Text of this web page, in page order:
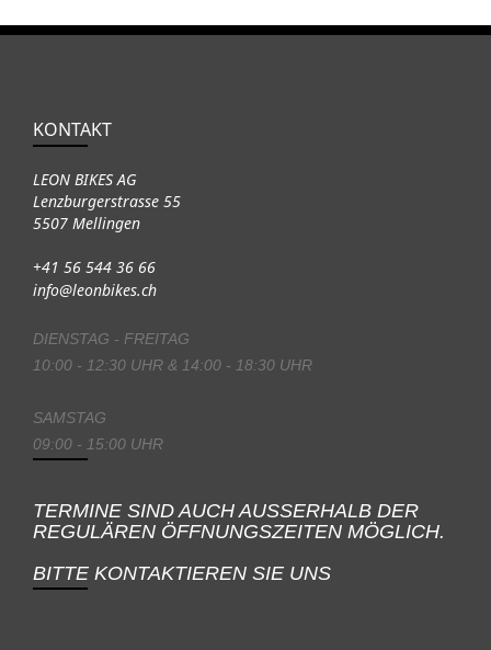
KONTAKT
LEON BIKES AG
Lenzburgerstrasse 55
5507 Mellingen
+41 56 544 36 66
info@leonbikes.ch
DIENSTAG - FREITAG
10:00 - 12:30 UHR & 14:00 - 18:30 UHR
SAMSTAG
09:00 - 15:00 UHR
TERMINE SIND AUCH AUSSERHALB DER
REGULÄREN ÖFFNUNGSZEITEN MÖGLICH.
BITTE KONTAKTIEREN SIE UNS